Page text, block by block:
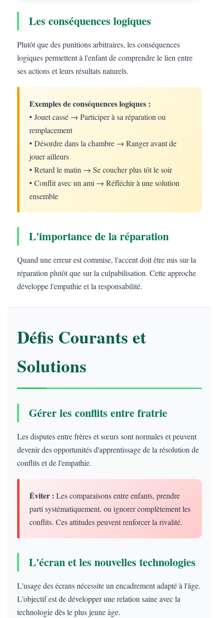
Les conséquences logiques
Plutôt que des punitions arbitraires, les conséquences
logiques permettent à l'enfant de comprendre le lien entre
ses actions et leurs résultats naturels.
Exemples de conséquences logiques :
• Jouet cassé → Participer à sa réparation ou
remplacement
• Désordre dans la chambre → Ranger avant de
jouer ailleurs
• Retard le matin → Se coucher plus tôt le soir
• Conflit avec un ami → Réfléchir à une solution
ensemble
L'importance de la réparation
Quand une erreur est commise, l'accent doit être mis sur la
réparation plutôt que sur la culpabilisation. Cette approche
développe l'empathie et la responsabilité.
Défis Courants et
Solutions
Gérer les conflits entre fratrie
Les disputes entre frères et sœurs sont normales et peuvent
devenir des opportunités d'apprentissage de la résolution de
conflits et de l'empathie.
Éviter : Les comparaisons entre enfants, prendre
parti systématiquement, ou ignorer complètement les
conflits. Ces attitudes peuvent renforcer la rivalité.
L'écran et les nouvelles technologies
L'usage des écrans nécessite un encadrement adapté à l'âge.
L'objectif est de développer une relation saine avec la
technologie dès le plus jeune âge.